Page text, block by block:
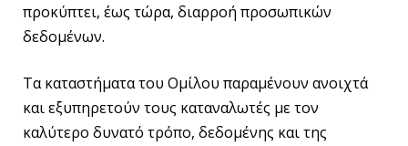
προκύπτει, έως τώρα, διαρροή προσωπικών
δεδομένων.
Τα καταστήματα του Ομίλου παραμένουν ανοιχτά
και εξυπηρετούν τους καταναλωτές με τον
καλύτερο δυνατό τρόπο, δεδομένης και της